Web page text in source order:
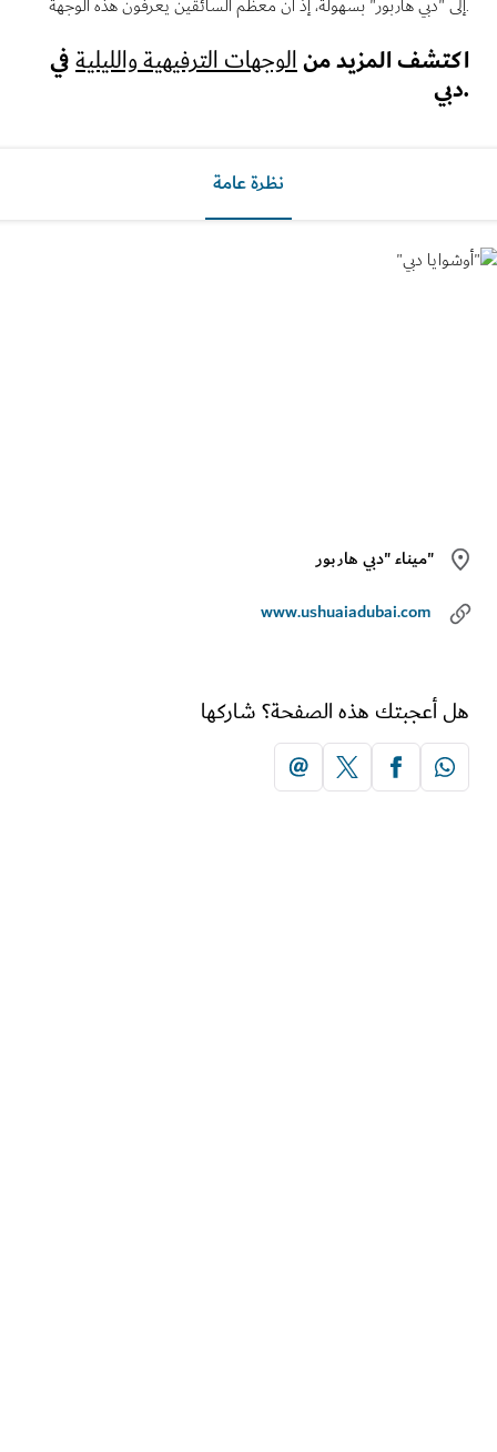
المزيد منالوجهات الترفيهية والليليةفي
نظرة عامة
www.ushuaiadubai.com
هذه الصفحة؟ شاركها